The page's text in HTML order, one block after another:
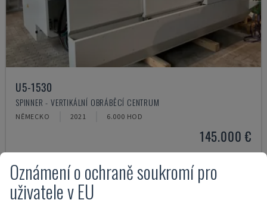
U5-1530
SPINNER - VERTIKÁLNÍ OBRÁBĚCÍ CENTRUM
NĚMECKO 2021 6.000 HOD
145.000 €
Oznámení o ochraně soukromí pro
uživatele v EU